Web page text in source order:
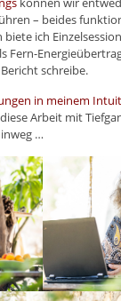
– beides
ich
Fern-
schreibe.
in meinem
Arbeit mit
…